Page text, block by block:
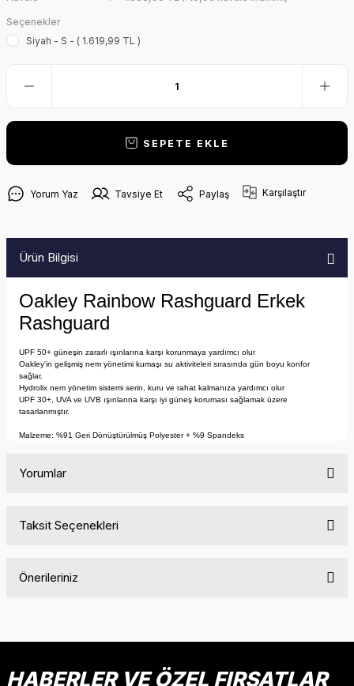
Seçenekler
Siyah - S - ( 1.619,99 TL )
SEPETE EKLE
Yorum Yaz Tavsiye Et Paylaş Karşılaştır
Ürün Bilgisi
Oakley Rainbow Rashguard Erkek
Rashguard
UPF 50+ güneşin zararlı ışınlarına karşı korunmaya yardımcı olur
Oakley'in gelişmiş nem yönetimi kumaşı su aktiviteleri sırasında gün boyu konfor
sağlar.
Hydrolix nem yönetim sistemi serin, kuru ve rahat kalmanıza yardımcı olur
UPF 30+, UVA ve UVB ışınlarına karşı iyi güneş koruması sağlamak üzere
tasarlanmıştır.
Malzeme: %91 Geri Dönüştürülmüş Polyester + %9 Spandeks
Yorumlar
Taksit Seçenekleri
Önerileriniz
HABERLER VE ÖZEL FIRSATLAR